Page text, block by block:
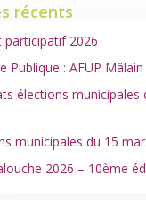
récents
participatif 2026
Publique : AFUP Mâlain
élections municipales
municipales du 15
2026 – 10ème